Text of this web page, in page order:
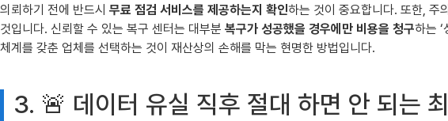
의뢰하기 전에 반드시 무료 점검 서비스를 제공하는지 확인하는 것이 중요합니다. 또한, 주
것입니다. 신뢰할 수 있는 복구 센터는 대부분 복구가 성공했을 경우에만 비용을 청구하는
체계를 갖춘 업체를 선택하는 것이 재산상의 손해를 막는 현명한 방법입니다.
3. 🚨 데이터 유실 직후 절대 하면 안 되는